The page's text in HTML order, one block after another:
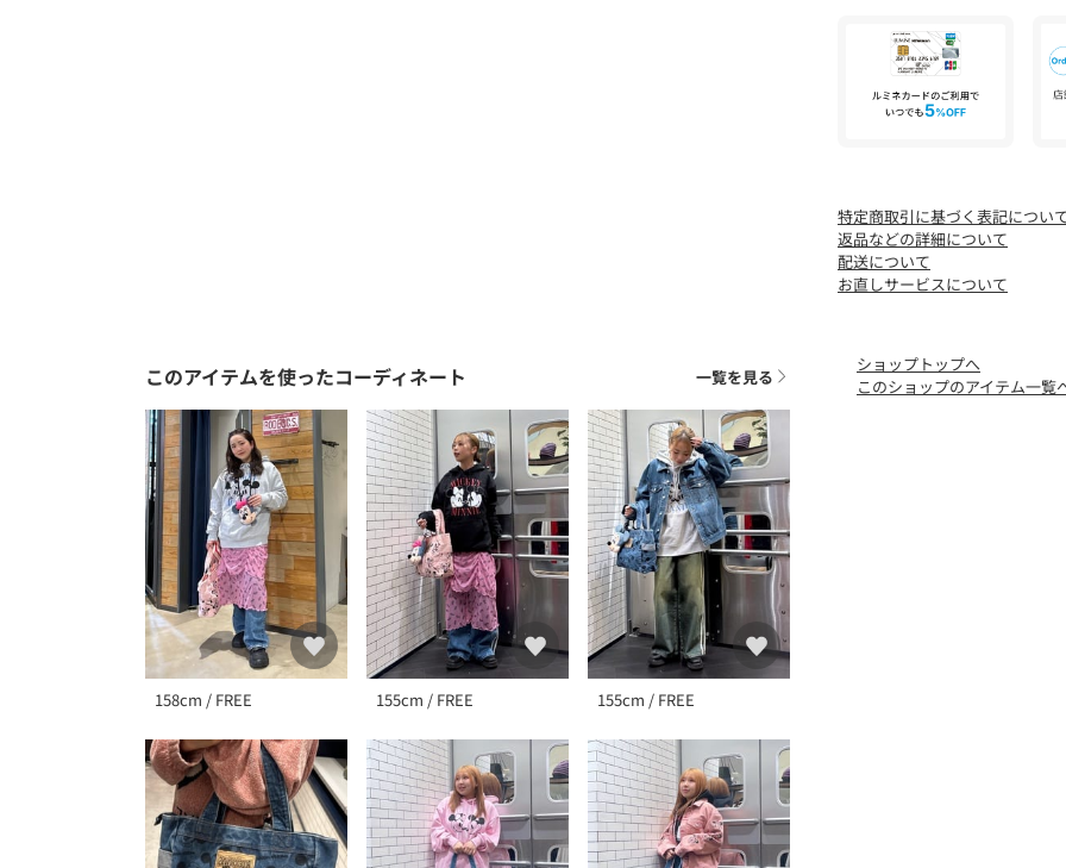
特定商取引に基づく表記につい
返品などの詳細について
配送について
お直しサービスについて
このアイテムを使ったコーディネート 一覧を見る
158cm / FREE 155cm / FREE 155cm / FREE
ショップトップへ
このショップのアイテム一覧